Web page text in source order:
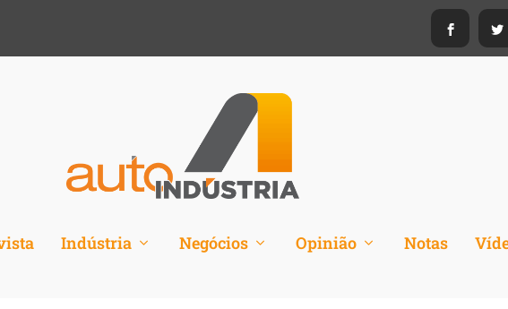
Indústria Negócios Opinião Notas